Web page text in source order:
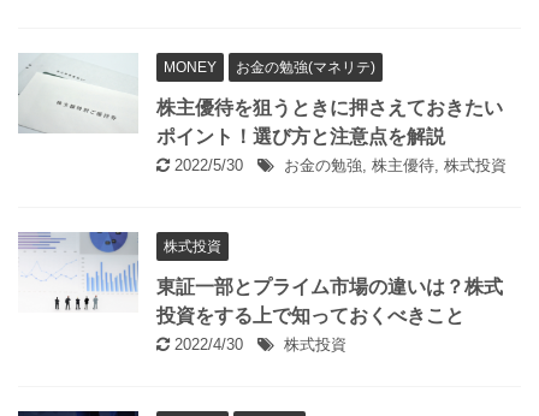
MONEY お金の勉強(マネリテ)
株主優待を狙うときに押さえておきたい
ポイント！選び方と注意点を解説
2022/5/30 お金の勉強, 株主優待, 株式投資
株式投資
東証一部とプライム市場の違いは？株式
投資をする上で知っておくべきこと
2022/4/30 株式投資